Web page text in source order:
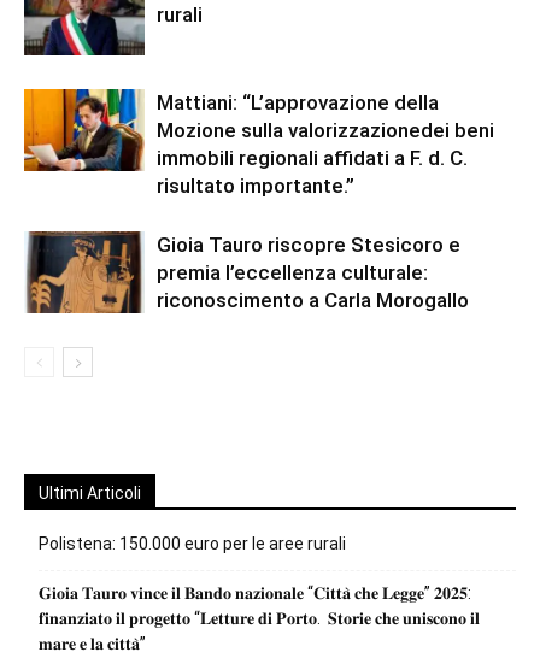
rurali
Mattiani: “L’approvazione della
Mozione sulla valorizzazionedei beni
immobili regionali affidati a F. d. C.
risultato importante.”
Gioia Tauro riscopre Stesicoro e
premia l’eccellenza culturale:
riconoscimento a Carla Morogallo
Ultimi Articoli
Polistena: 150.000 euro per le aree rurali
𝐆𝐢𝐨𝐢𝐚 𝐓𝐚𝐮𝐫𝐨 𝐯𝐢𝐧𝐜𝐞 𝐢𝐥 𝐁𝐚𝐧𝐝𝐨 𝐧𝐚𝐳𝐢𝐨𝐧𝐚𝐥𝐞 “𝐂𝐢𝐭𝐭𝐚̀ 𝐜𝐡𝐞 𝐋𝐞𝐠𝐠𝐞” 𝟐𝟎𝟐𝟓:
𝐟𝐢𝐧𝐚𝐧𝐳𝐢𝐚𝐭𝐨 𝐢𝐥 𝐩𝐫𝐨𝐠𝐞𝐭𝐭𝐨 “𝐋𝐞𝐭𝐭𝐮𝐫𝐞 𝐝𝐢 𝐏𝐨𝐫𝐭𝐨. 𝐒𝐭𝐨𝐫𝐢𝐞 𝐜𝐡𝐞 𝐮𝐧𝐢𝐬𝐜𝐨𝐧𝐨 𝐢𝐥
𝐦𝐚𝐫𝐞 𝐞 𝐥𝐚 𝐜𝐢𝐭𝐭𝐚̀”